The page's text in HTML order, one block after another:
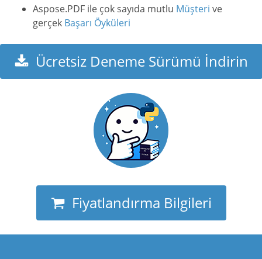
Aspose.PDF ile çok sayıda mutlu Müşteri ve
gerçek Başarı Öyküleri
Ücretsiz Deneme Sürümü İndirin
Fiyatlandırma Bilgileri